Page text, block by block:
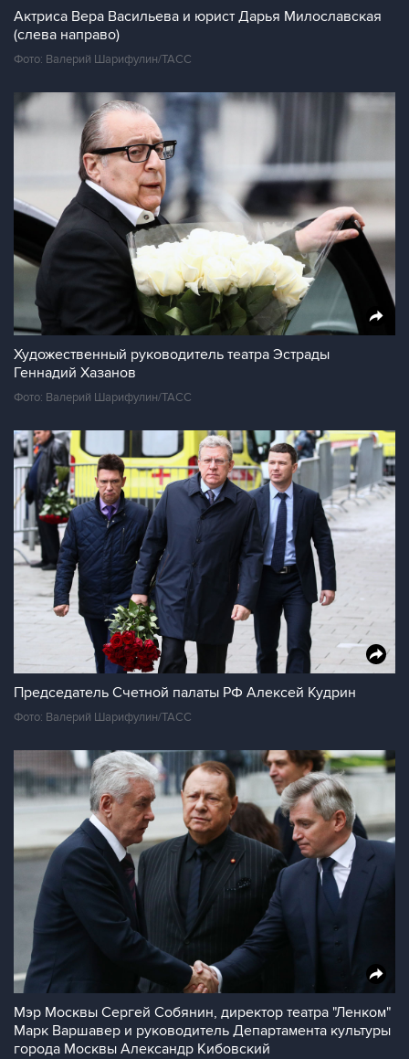
Актриса Вера Васильева и юрист Дарья Милославская
(слева направо)
Фото: Валерий Шарифулин/ТАСС
Художественный руководитель театра Эстрады
Геннадий Хазанов
Фото: Валерий Шарифулин/ТАСС
Председатель Счетной палаты РФ Алексей Кудрин
Фото: Валерий Шарифулин/ТАСС
Мэр Москвы Сергей Собянин, директор театра "Ленком"
Марк Варшавер и руководитель Департамента культуры
города Москвы Александр Кибовский